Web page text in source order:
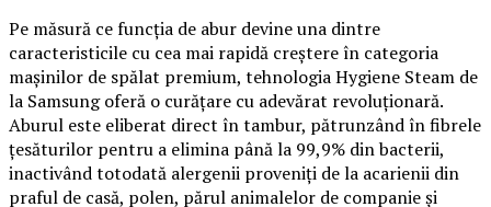
Pe măsură ce funcția de abur devine una dintre
caracteristicile cu cea mai rapidă creștere în categoria
mașinilor de spălat premium, tehnologia Hygiene Steam de
la Samsung oferă o curățare cu adevărat revoluționară.
Aburul este eliberat direct în tambur, pătrunzând în fibrele
țesăturilor pentru a elimina până la 99,9% din bacterii,
inactivând totodată alergenii proveniți de la acarienii din
praful de casă, polen, părul animalelor de companie și